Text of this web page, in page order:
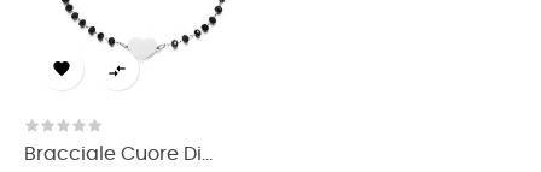
 
Bracciale Cuore Di...